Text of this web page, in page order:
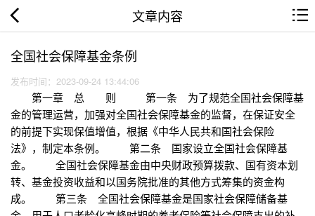
文章内容
全国社会保障基金条例
发布时间：2023-09-24 13:44:06
第一章 总 则 第一条 为了规范全国社会保障基
金的管理运营，加强对全国社会保障基金的监督，在保证安全
的前提下实现保值增值，根据《中华人民共和国社会保险
法》，制定本条例。 第二条 国家设立全国社会保障基
金。 全国社会保障基金由中央财政预算拨款、国有资本划
转、基金投资收益和以国务院批准的其他方式筹集的资金构
成。 第三条 全国社会保障基金是国家社会保障储备基